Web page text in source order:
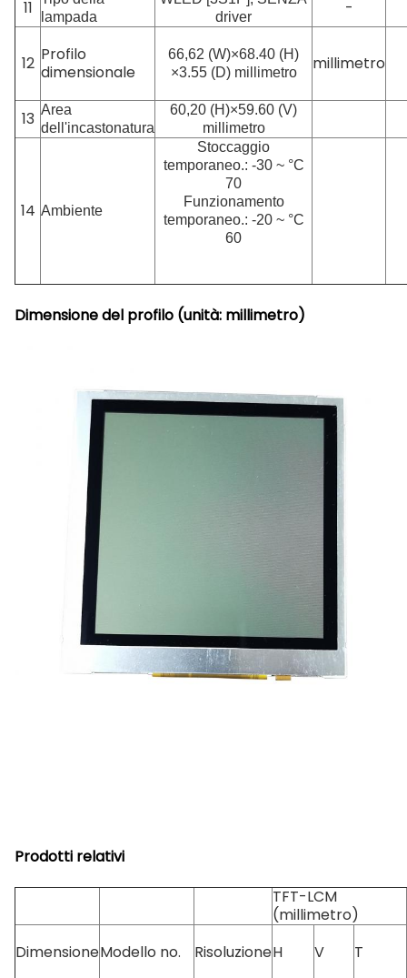
11
lampada
driver
-
12 Profilo
dimensionale
66,62 (W)×68.40 (H)
×3.55 (D) millimetro
millimetro
13 Area
dell'incastonatura
60,20 (H)×59.60 (V)
millimetro
14 Ambiente
Stoccaggio
temporaneo.: -30 ~ °C
70
Funzionamento
temporaneo.: -20 ~ °C
60
Dimensione del profilo (unità: millimetro)
Prodotti relativi
TFT-LCM
(millimetro)
DimensioneModello no. RisoluzioneH V
T